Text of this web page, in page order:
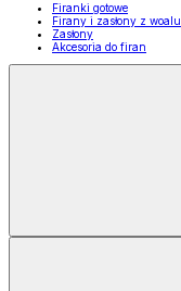
Firanki gotowe
Firany i zasłony z woalu
Zasłony
Akcesoria do firan